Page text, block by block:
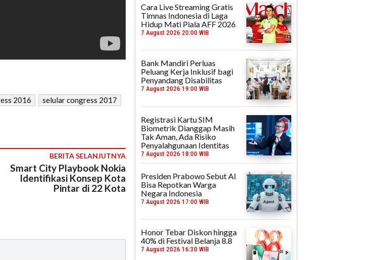
2016 selular congress 2017
BERITA SELANJUTNYA
Smart City Playbook Nokia
Identifikasi Konsep Kota
Pintar di 22 Kota
Cara Live Streaming Gratis
Timnas Indonesia di Laga
Hidup Mati Piala AFF 2026
7 August 2026 20:00 WIB
Bank Mandiri Perluas
Peluang Kerja Inklusif bagi
Penyandang Disabilitas
7 August 2026 19:00 WIB
Registrasi Kartu SIM
Biometrik Dianggap Masih
Tak Aman, Ada Risiko
Penyalahgunaan Identitas
7 August 2026 18:00 WIB
Presiden Prabowo Sebut AI
Bisa Repotkan Warga
Negara Indonesia
7 August 2026 17:00 WIB
Honor Tebar Diskon hingga
40% di Festival Belanja 8.8
7 August 2026 16:30 WIB